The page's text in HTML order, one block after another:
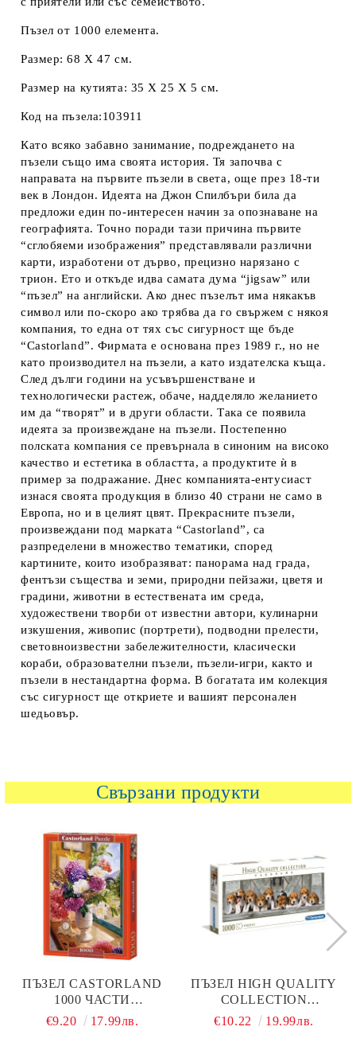
Пъзел от 1000 елемента.
Размер: 68 Х 47 см.
Размер на кутията: 35 Х 25 Х 5 см.
Код на пъзела:103911
Като всяко забавно занимание, подреждането на
пъзели също има своята история. Тя започва с
направата на първите пъзели в света, още през 18-ти
век в Лондон. Идеята на Джон Спилбъри била да
предложи един по-интересен начин за опознаване на
географията. Точно поради тази причина първите
“сглобяеми изображения” представлявали различни
карти, изработени от дърво, прецизно нарязано с
трион. Ето и откъде идва самата дума “jigsaw” или
“пъзел” на английски. Ако днес пъзелът има някакъв
символ или по-скоро ако трябва да го свържем с някоя
компания, то една от тях със сигурност ще бъде
“Castorland”. Фирмата е основана през 1989 г., но не
като производител на пъзели, а като издателска къща.
След дълги години на усъвършенстване и
технологически растеж, обаче, надделяло желанието
им да “творят” и в други области. Така се появила
идеята за произвеждане на пъзели. Постепенно
полската компания се превърнала в синоним на високо
качество и естетика в областта, а продуктите ѝ в
пример за подражание. Днес компанията-ентусиаст
изнася своята продукция в близо 40 страни не само в
Европа, но и в целият цвят. Прекрасните пъзели,
произвеждани под марката “Castorland”, са
разпределени в множество тематики, според
картините, които изобразяват: панорама над града,
фентъзи същества и земи, природни пейзажи, цветя и
градини, животни в естествената им среда,
художествени творби от известни автори, кулинарни
изкушения, живопис (портрети), подводни прелести,
световноизвестни забележителности, класически
кораби, образователни пъзели, пъзели-игри, както и
пъзели в нестандартна форма. В богатата им колекция
със сигурност ще откриете и вашият персонален
шедьовър.
Свързани продукти
ПЪЗЕЛ CASTORLAND
1000 ЧАСТИ
НАТЮРМОРТ С
€9.20 17.99лв.
ПЪЗЕЛ HIGH QUALITY
COLLECTION
PANORAMA BEAGLE
€10.22 19.99лв.